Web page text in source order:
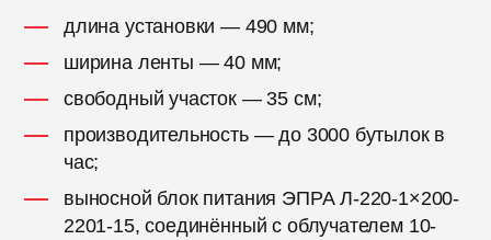
длина установки — 490 мм;
ширина ленты — 40 мм;
свободный участок — 35 см;
производительность — до 3000 бутылок в
час;
выносной блок питания ЭПРА Л-220-1×200-
2201-15, соединённый с облучателем 10-